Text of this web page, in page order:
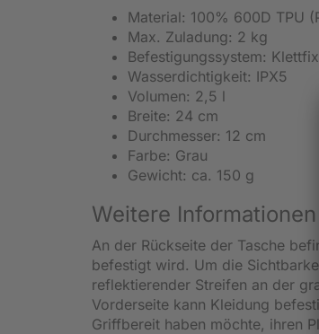
Material: 100% 600D TPU
Max. Zuladung: 2 kg
Befestigungssystem:
Wasserdichtigkeit: IPX5
Volumen: 2,5 l
Breite: 24 cm
Durchmesser: 12 cm
Farbe: Grau
Gewicht: ca. 150 g
Weitere
An der Rückseite der Tasche
befestigt wird. Um die
reflektierender Streifen an der
Vorderseite kann Kleidung
Griffbereit haben möchte, ihren